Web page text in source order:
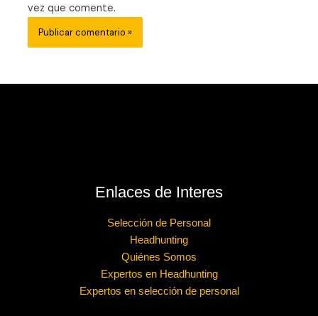
vez que comente.
Enlaces de Interes
Selección de Personal
Headhunting
Quiénes Somos
Expertos en Headhunting
Expertos en selección de personal